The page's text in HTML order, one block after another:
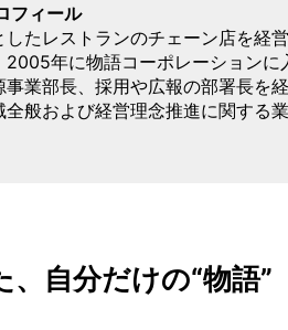
フィール
たレストランのチェーン店を経
年に物語コーポレーションに
業部長、採用や広報の部署長を
般および経営理念推進に関する
、自分だけの“物語”